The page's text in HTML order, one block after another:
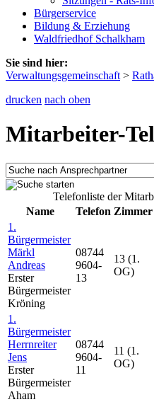
Bürgerservice
Bildung & Erziehung
Waldfriedhof Schalkham
Sie sind hier:
Verwaltungsgemeinschaft >
drucken nach oben
Mitarbeiter-
Telefonliste der
Name
Telefon Zimmer
1.
Bürgermeister
Märkl
Andreas
Erster
Bürgermeister
Kröning
08744
9604-
13
13 (1.
OG)
1.
Bürgermeister
Herrnreiter
Jens
Erster
Bürgermeister
Aham
08744
9604-
11
11 (1.
OG)